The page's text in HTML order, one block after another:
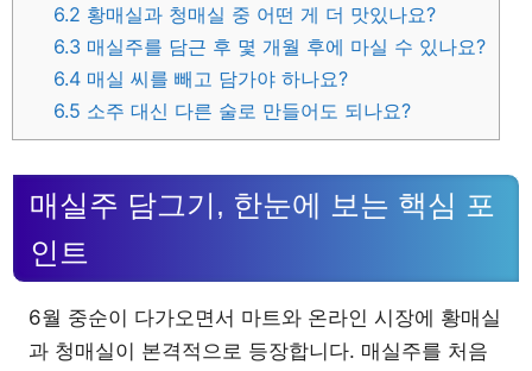
6.2 황매실과 청매실 중 어떤 게 더 맛있나요?
6.3 매실주를 담근 후 몇 개월 후에 마실 수 있나요?
6.4 매실 씨를 빼고 담가야 하나요?
6.5 소주 대신 다른 술로 만들어도 되나요?
매실주 담그기, 한눈에 보는 핵심 포
인트
6월 중순이 다가오면서 마트와 온라인 시장에 황매실
과 청매실이 본격적으로 등장합니다. 매실주를 처음